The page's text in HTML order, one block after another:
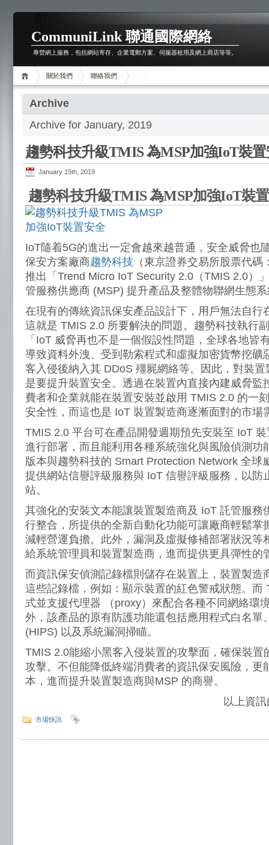
CommuniLink 聯通國際網絡
專營網上服務，包括網站寄存、企業電郵方案、伺服器租用及網上商店等等。
關於我們 聯絡我們
Archive
Archive for January, 2019
趨勢科技升級TMIS 為MSP加強IoT裝
January 15th, 2019
趨勢科技升級TMIS 為MSP加強IoT裝
IoT隨着5G的進出一定會越來越普通，安全威脅也
保安方案廠商趨勢科技 （東京證券交易所股票代
推出「Trend Micro IoT Security 2.0（TMIS 2.0）
管服務供應商 (MSP) 提升產品及整體物聯網生態
在現有的傳統資訊保安產品設計下，用戶無法自行
這就是 TMIS 2.0 所要解決的問題。趨勢科技執行
「IoT 威脅再也不是一個假設性問題，全球各地皆
導致資料外洩、受到勒索程式和虛擬加密貨幣挖礦
客入侵後納入其 DDoS 殭屍網絡等。因此，對裝
是要提升裝置安全。透過在裝置內直接內建威脅監
費者和企業就能在裝置安裝並啟用 TMIS 2.0 的一
安全性，而這也是 IoT 裝置製造商逐漸面對的市場
TMIS 2.0 平台可在產品開發週期預先安裝至 IoT
進行部署，而且能利用各種系統強化與風險偵測功
版本與趨勢科技的 Smart Protection Network 全球
提供網站信譽評級服務與 IoT 信譽評級服務，以防
站。
其強化的安裝文本能讓裝置製造商及 IoT 託管服務
行整合，所提供的全新自動化功能可讓廠商輕鬆掌
減輕營運負擔。此外，漏洞及虛擬修補部署狀況等
給系統管理員和裝置製造商，進而提供更具彈性的
而資訊保安偵測記錄檔則儲存在裝置上，裝置製造
這些記錄檔，例如：顯示裝置的紅色警戒狀態。而
式並支援代理器 （proxy）來配合各種不同網絡環
外，該產品的原有防護功能還包括應用程式白名單
(HIPS) 以及系統漏洞掃瞄。
TMIS 2.0能縮小黑客入侵裝置的攻擊面，確保裝置
攻擊。不但能降低終端消費者的資訊保安風險，更
本，進而提升裝置製造商與MSP 的商譽。
以上資
市場快訊